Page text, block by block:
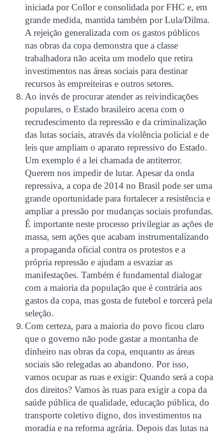
iniciada por Collor e consolidada por FHC e, em
grande medida, mantida também por Lula/Dilma.
A rejeição generalizada com os gastos públicos
nas obras da copa demonstra que a classe
trabalhadora não aceita um modelo que retira
investimentos nas áreas sociais para destinar
recursos às empreiteiras e outros setores.
Ao invés de procurar atender as reivindicações
populares, o Estado brasileiro acena com o
recrudescimento da repressão e da criminalização
das lutas sociais, através da violência policial e de
leis que ampliam o aparato repressivo do Estado.
Um exemplo é a lei chamada de antiterror.
Querem nos impedir de lutar. Apesar da onda
repressiva, a copa de 2014 no Brasil pode ser uma
grande oportunidade para fortalecer a resistência e
ampliar a pressão por mudanças sociais profundas.
É importante neste processo privilegiar as ações de
massa, sem ações que acabam instrumentalizando
a propaganda oficial contra os protestos e a
própria repressão e ajudam a esvaziar as
manifestações. Também é fundamental dialogar
com a maioria da população que é contrária aos
gastos da copa, mas gosta de futebol e torcerá pela
seleção.
Com certeza, para a maioria do povo ficou claro
que o governo não pode gastar a montanha de
dinheiro nas obras da copa, enquanto as áreas
sociais são relegadas ao abandono. Por isso,
vamos ocupar as ruas e exigir: Quando será a copa
dos direitos? Vamos às ruas para exigir a copa da
saúde pública de qualidade, educação pública, do
transporte coletivo digno, dos investimentos na
moradia e na reforma agrária. Depois das lutas na